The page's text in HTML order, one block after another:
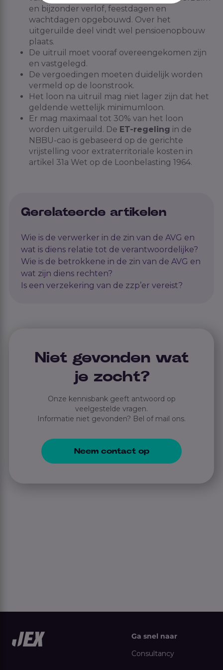
en bijzonder verlof, feestdagen en
wachtdagen opgebouwd. Over het
uitgeruilde deel vindt wel pensioenopbouw
plaats.
De uitruil moet vooraf overeengekomen zijn
en vastgelegd.
De vergoedingen moeten duidelijk worden
vermeld op de loonstrook.
Het loon na uitruil mag niet lager zijn dat het
geldende wettelijk minimumloon.
Er mag maximaal tot 30% van het loon
worden uitgeruild. De ET-regeling in de
NBBU-cao is gebaseerd op de gerichte
vrijstelling voor extraterritoriale kosten in
artikel 31a Wet op de Loonbelasting 1964.
Gerelateerde artikelen
Wie is de verwerker in de zin van de AVG en
wat is diens relatie tot de verantwoordelijke?
Wie is de betrokkene in de zin van de AVG en
wat zijn diens rechten?
Is een verzekering van de zzp’er vereist?
Niet gevonden wat
je zocht?
Onze kennisbank geeft antwoord op
veelgestelde vragen.
Informatie niet gevonden? Bel of mail ons.
Neem contact op
Ga snel naar
Consultancy